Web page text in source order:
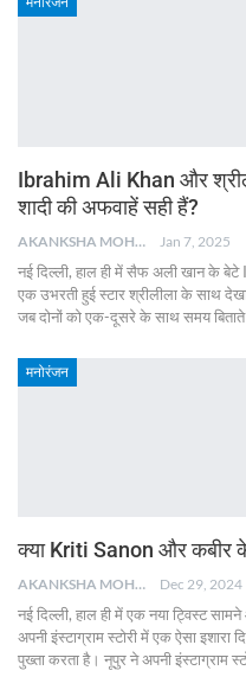
Ibrahim Ali Khan और
शादी की अफवाहें सही हैं?
AKANKSHA MOHAN Jan 7, 2025
नई दिल्ली, हाल ही में सैफ अली खान के
एक उभरती हुई स्टार श्रीलीला के साथ
जब दोनों को एक-दूसरे के साथ समय बिताते
मनोरंजन
क्या Kriti Sanon और कबीर के
AKANKSHA MOHAN Dec 29, 2024
नई दिल्ली, हाल ही में एक नया ट्विस्ट
अपनी इंस्टाग्राम स्टोरी में एक ऐसा
पुख्ता करता है। नूपुर ने अपनी इंस्टाग्राम